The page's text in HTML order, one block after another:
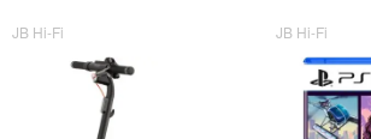
JB Hi-Fi JB Hi-Fi